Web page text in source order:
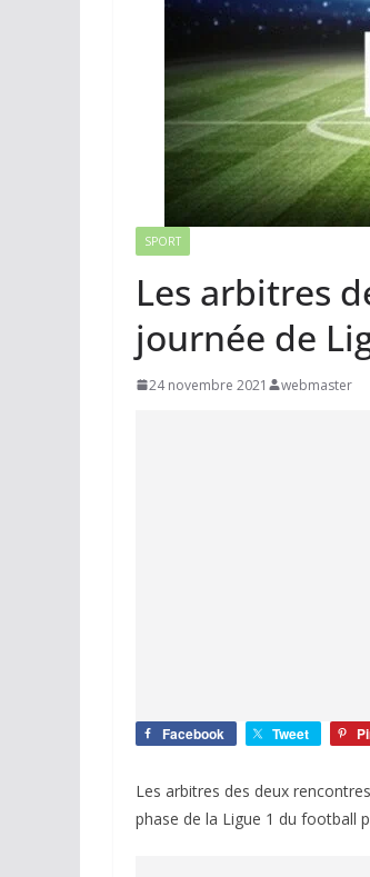
SPORT
Les arbitres
journée de
24 novembre 2021 webmaster
Facebook Tweet
Les arbitres des deux
phase de la Ligue 1 du football